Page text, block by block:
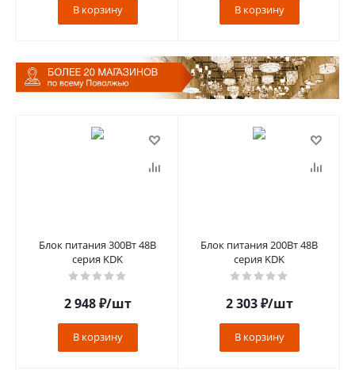
В корзину В корзину
Блок питания 300Вт 48В
серия KDK
2 948₽/шт
В корзину
Блок питания 200Вт 48В
серия KDK
2 303₽/шт
В корзину